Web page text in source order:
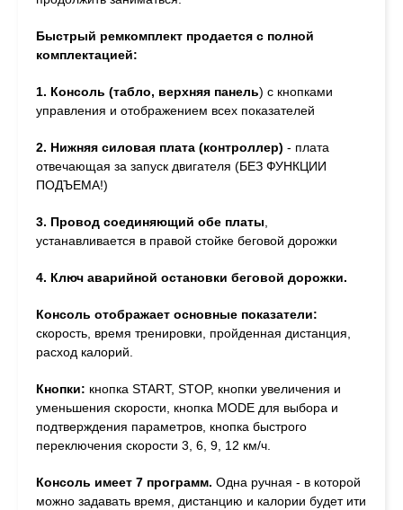
Быстрый ремкомплект продается с полной
комплектацией:
1. Консоль (табло, верхняя панель) с кнопками
управления и отображением всех показателей
2. Нижняя силовая плата (контроллер) - плата
отвечающая за запуск двигателя (БЕЗ ФУНКЦИИ
ПОДЪЕМА!)
3. Провод соединяющий обе платы,
устанавливается в правой стойке беговой дорожки
4. Ключ аварийной остановки беговой дорожки.
Консоль отображает основные показатели:
скорость, время тренировки, пройденная дистанция,
расход калорий.
Кнопки: кнопка START, STOP, кнопки увеличения и
уменьшения скорости, кнопка MODE для выбора и
подтверждения параметров, кнопка быстрого
переключения скорости 3, 6, 9, 12 км/ч.
Консоль имеет 7 программ. Одна ручная - в которой
можно задавать время, дистанцию и калории будет ити